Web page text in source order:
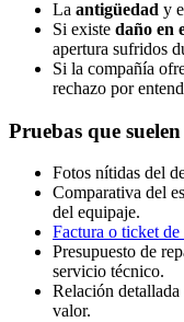
La antigüedad y
Si existe daño en
apertura sufridos
Si la compañía
rechazo por
Pruebas que
Fotos nítidas del
Comparativa del
del equipaje.
Factura o ticket de
Presupuesto de
servicio técnico.
Relación
valor.